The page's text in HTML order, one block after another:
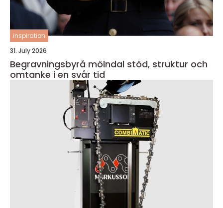
inspiration
31. July 2026
Begravningsbyrå mölndal stöd, struktur och
omtanke i en svår tid